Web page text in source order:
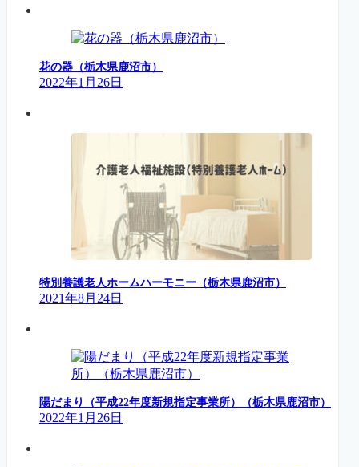
花の器（栃木県鹿沼市）
2022年1月26日
特別養護老人ホームハーモニー（栃木県鹿沼市）
2021年8月24日
陽だまり（平成22年度新規指定事業所）（栃木県鹿沼市）
2022年1月26日